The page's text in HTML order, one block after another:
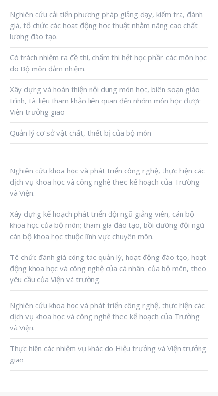
Nghiên cứu cải tiến phương pháp giảng dạy, kiểm tra, đánh
giá, tổ chức các hoạt động học thuật nhằm nâng cao chất
lượng đào tạo.
Có trách nhiệm ra đề thi, chấm thi hết học phần các môn học
do Bộ môn đảm nhiệm.
Xây dựng và hoàn thiện nội dung môn học, biên soạn giáo
trình, tài liệu tham khảo liên quan đến nhóm môn học được
Viện trưởng giao
Quản lý cơ sở vật chất, thiết bị của bộ môn
Nghiên cứu khoa học và phát triển công nghệ, thực hiện các
dịch vụ khoa học và công nghệ theo kế hoạch của Trường
và Viện.
Xây dựng kế hoạch phát triển đội ngũ giảng viên, cán bộ
khoa học của bộ môn; tham gia đào tạo, bồi dưỡng đội ngũ
cán bộ khoa học thuộc lĩnh vực chuyên môn.
Tổ chức đánh giá công tác quản lý, hoạt động đào tạo, hoạt
động khoa học và công nghệ của cá nhân, của bộ môn, theo
yêu cầu của Viện và trường.
Nghiên cứu khoa học và phát triển công nghệ, thực hiện các
dịch vụ khoa học và công nghệ theo kế hoạch của Trường
và Viện.
Thực hiện các nhiệm vụ khác do Hiệu trưởng và Viện trưởng
giao.